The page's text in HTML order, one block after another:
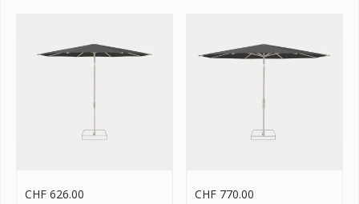
CHF 626.00 CHF 770.00